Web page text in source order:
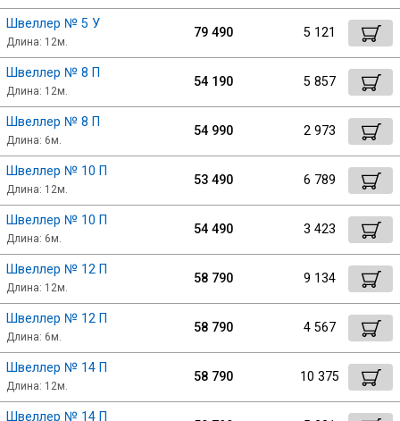
Квадрат стальной
Круг
Труба профильная
Швеллер
Катанка
Сетка кладочная
Сбросить настройки фильтра
Швеллер № 5 У
Длина: 12м.
79 490 5 121
Швеллер № 8 П
Длина: 12м.
54 190 5 857
Швеллер № 8 П
Длина: 6м.
54 990 2 973
Швеллер № 10 П
Длина: 12м.
53 490 6 789
Швеллер № 10 П
Длина: 6м.
54 490 3 423
Швеллер № 12 П
Длина: 12м.
58 790 9 134
Швеллер № 12 П
Длина: 6м.
58 790 4 567
Швеллер № 14 П
Длина: 12м.
58 790 10 375
Швеллер № 14 П